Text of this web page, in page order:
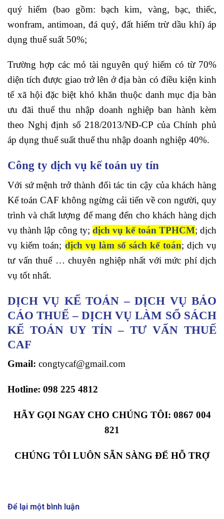
quý hiếm (bao gồm: bạch kim, vàng, bạc, thiếc,
wonfram, antimoan, đá quý, đất hiếm trừ dầu khí) áp
dụng thuế suất 50%;
Trường hợp các mỏ tài nguyên quý hiếm có từ 70%
diện tích được giao trở lên ở địa bàn có điều kiện kinh
tế xã hội đặc biệt khó khăn thuộc danh mục địa bàn
ưu đãi thuế thu nhập doanh nghiệp ban hành kèm
theo Nghị định số 218/2013/NĐ-CP của Chính phủ
áp dụng thuế suất thuế thu nhập doanh nghiệp 40%.
Công ty dịch vụ kế toán uy tín
Với sứ mệnh trở thành đối tác tin cậy của khách hàng
Kế toán CAF không ngừng cải tiến về con người, quy
trình và chất lượng để mang đến cho khách hàng dịch
vụ thành lập công ty; dịch vụ kế toán TPHCM; dịch
vụ kiểm toán; dịch vụ làm sổ sách kế toán; dịch vụ
tư vấn thuế … chuyên nghiệp nhất với mức phí dịch
vụ tốt nhất.
DỊCH VỤ KẾ TOÁN – DỊCH VỤ BÁO
CÁO THUẾ – DỊCH VỤ LÀM SỔ SÁCH
KẾ TOÁN UY TÍN – TƯ VẤN THUẾ
CAF
Gmail: congtycaf@gmail.com
Hotline: 098 225 4812
HÃY GỌI NGAY CHO CHÚNG TÔI: 0867 004
821
CHÚNG TÔI LUÔN SẴN SÀNG ĐỂ HỖ TRỢ
Để lại một bình luận